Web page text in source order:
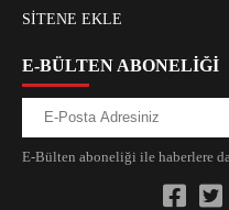
SİTENE EKLE
E-BÜLTEN ABONELİĞİ
E-Bülten aboneliği ile haberlere